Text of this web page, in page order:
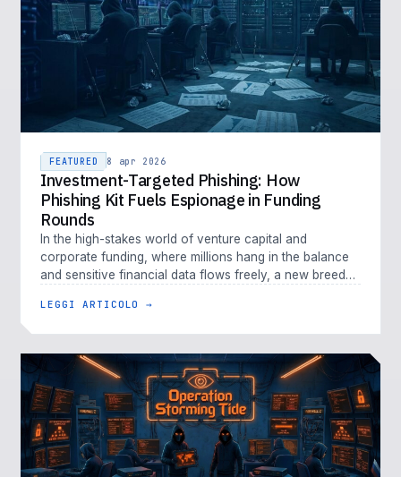
FEATURED 8 apr 2026
Investment-Targeted Phishing: How
Phishing Kit Fuels Espionage in Funding
Rounds
In the high-stakes world of venture capital and
corporate funding, where millions hang in the balance
and sensitive financial data flows freely, a new breed
LEGGI ARTICOLO →